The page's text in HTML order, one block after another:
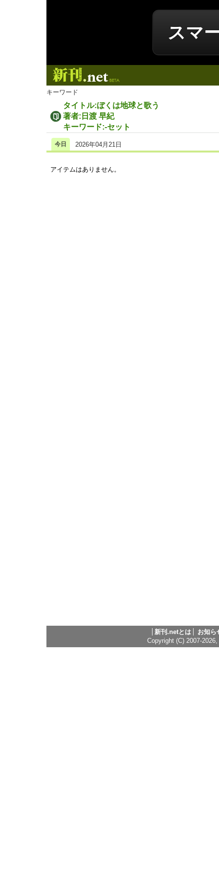
スマ
キーワード
タイトル:ぼくは地球と歌う
著者:日渡 早紀
キーワード:-セット
今日 2026年04月21日
アイテムはありません。
新刊.netとは
お知ら
Copyright (C) 2007-2026,